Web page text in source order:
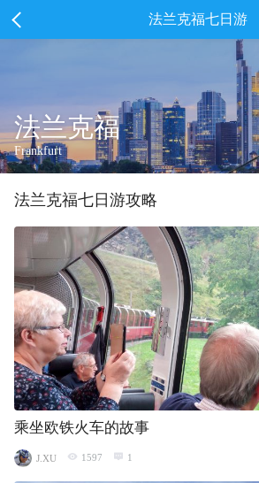
法兰克福七日游
法兰克福
Frankfurt
法兰克福七 日游攻略
乘坐欧铁火车的故事
J.XU 1597 1